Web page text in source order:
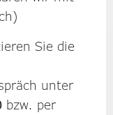
Sie die
unter
bzw. per